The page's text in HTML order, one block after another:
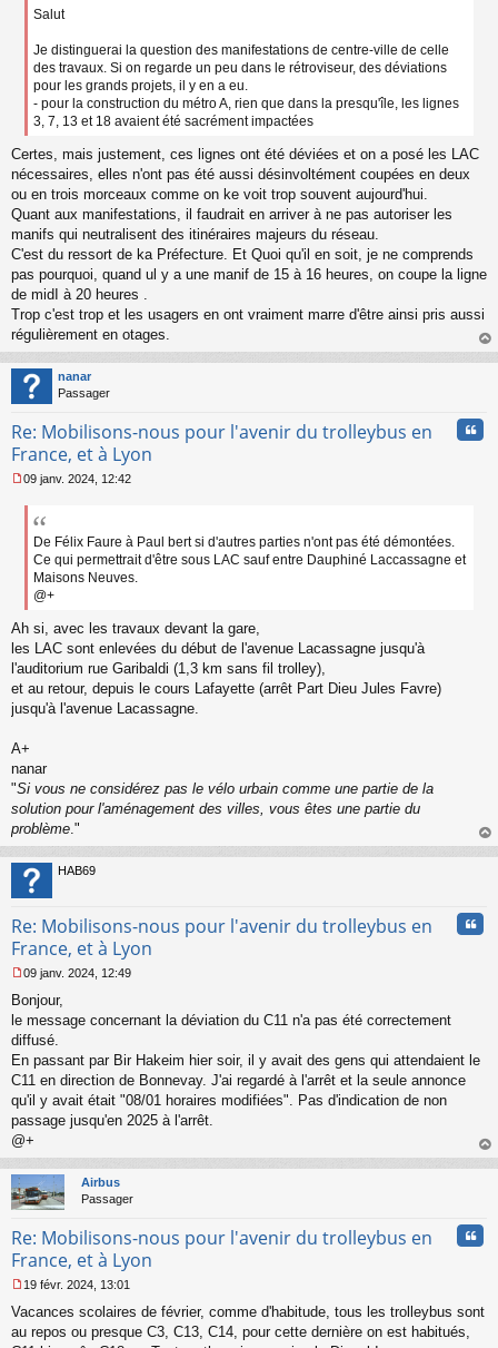
Salut
Je distinguerai la question des manifestations de centre-ville de celle
des travaux. Si on regarde un peu dans le rétroviseur, des déviations
pour les grands projets, il y en a eu.
- pour la construction du métro A, rien que dans la presqu'île, les lignes
3, 7, 13 et 18 avaient été sacrément impactées
Certes, mais justement, ces lignes ont été déviées et on a posé les LAC
nécessaires, elles n'ont pas été aussi désinvoltément coupées en deux
ou en trois morceaux comme on ke voit trop souvent aujourd'hui.
Quant aux manifestations, il faudrait en arriver à ne pas autoriser les
manifs qui neutralisent des itinéraires majeurs du réseau.
C'est du ressort de ka Préfecture. Et Quoi qu'il en soit, je ne comprends
pas pourquoi, quand ul y a une manif de 15 à 16 heures, on coupe la ligne
de midI à 20 heures .
Trop c'est trop et les usagers en ont vraiment marre d'être ainsi pris aussi
régulièrement en otages.
au
nanar
Passager
Re: Mobilisons-nous pour l'avenir du trolleybus en
France, et à Lyon
e
n
o
l
u
09 janv. 2024, 12:42
De Félix Faure à Paul bert si d'autres parties n'ont pas été démontées.
Ce qui permettrait d'être sous LAC sauf entre Dauphiné Laccassagne et
Maisons Neuves.
@+
Ah si, avec les travaux devant la gare,
les LAC sont enlevées du début de l'avenue Lacassagne jusqu'à
l'auditorium rue Garibaldi (1,3 km sans fil trolley),
et au retour, depuis le cours Lafayette (arrêt Part Dieu Jules Favre)
jusqu'à l'avenue Lacassagne.
A+
nanar
"Si vous ne considérez pas le vélo urbain comme une partie de la
solution pour l'aménagement des villes, vous êtes une partie du
problème."
au
HAB69
Re: Mobilisons-nous pour l'avenir du trolleybus en
France, et à Lyon
e
s
s
g
e
n
o
n
u
09 janv. 2024, 12:49
Bonjour,
le message concernant la déviation du C11 n'a pas été correctement
diffusé.
En passant par Bir Hakeim hier soir, il y avait des gens qui attendaient le
C11 en direction de Bonnevay. J'ai regardé à l'arrêt et la seule annonce
qu'il y avait était "08/01 horaires modifiées". Pas d'indication de non
passage jusqu'en 2025 à l'arrêt.
@+
au
Airbus
Passager
Re: Mobilisons-nous pour l'avenir du trolleybus en
France, et à Lyon
e
s
19 févr. 2024, 13:01
Vacances scolaires de février, comme d'habitude, tous les trolleybus sont
au repos ou presque C3, C13, C14, pour cette dernière on est habitués,